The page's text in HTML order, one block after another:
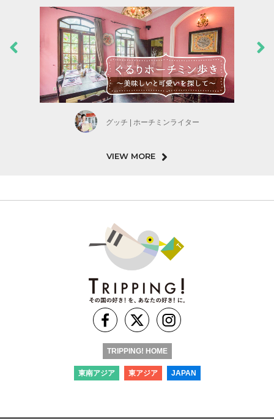
グッチ | ホーチミンライター
VIEW MORE
TRIPPING! HOME
東南アジア 東アジア JAPAN